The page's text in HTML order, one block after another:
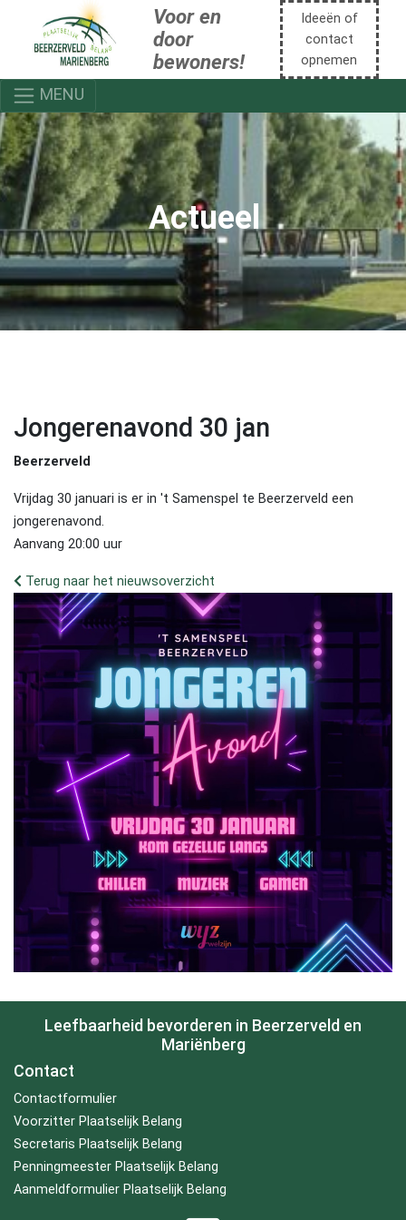
Voor en
door
bewoners!
Ideeën of
contact
opnemen
MENU
Actueel
Jongerenavond 30 jan
Beerzerveld
Vrijdag 30 januari is er in 't Samenspel te Beerzerveld een
jongerenavond.
Aanvang 20:00 uur
Terug naar het nieuwsoverzicht
Leefbaarheid bevorderen in Beerzerveld en
Mariënberg
Contact
Contactformulier
Voorzitter Plaatselijk Belang
Secretaris Plaatselijk Belang
Penningmeester Plaatselijk Belang
Aanmeldformulier Plaatselijk Belang